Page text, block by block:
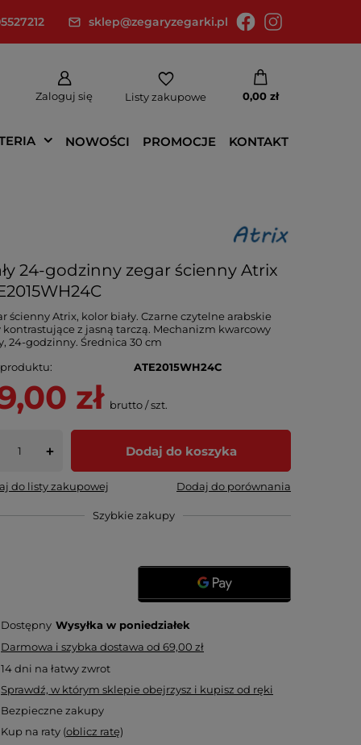
sklep@zegaryzegarki.pl
Zaloguj się Listy zakupowe 0,00 zł
NOWOŚCI PROMOCJE KONTAKT
24-godzinny zegar ścienny Atrix
ścienny Atrix, kolor biały. Czarne czytelne arabskie
kontrastujące z jasną tarczą. Mechanizm kwarcowy
24-godzinny. Średnica 30 cm
ATE2015WH24C
zł brutto/szt.
+ Dodaj do koszyka
do listy zakupowej Dodaj do porównania
Szybkie zakupy
Dostępny Wysyłkaw poniedziałek
Darmowa i szybka dostawa od69,00 zł
14dni na łatwy zwrot
Sprawdź, w którym sklepie obejrzysz i kupisz od ręki
Bezpieczne zakupy
Kup na raty (oblicz ratę)